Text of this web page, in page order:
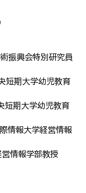
興会特別研究員
期大学幼児教育
期大学幼児教育
報大学経営情報
情報学部教授